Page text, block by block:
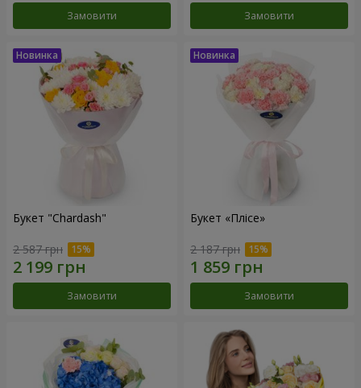
Замовити Замовити
Букет "Chardash"
2 587 грн
Замовити
Букет «Плісе»
2 187 грн
Замовити